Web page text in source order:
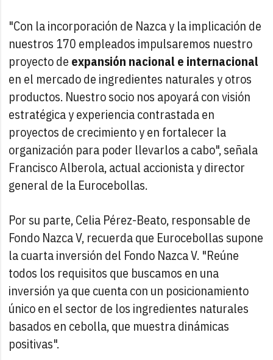
"Con la incorporación de Nazca y la implicación de
nuestros 170 empleados impulsaremos nuestro
proyecto de expansión nacional e internacional
en el mercado de ingredientes naturales y otros
productos. Nuestro socio nos apoyará con visión
estratégica y experiencia contrastada en
proyectos de crecimiento y en fortalecer la
organización para poder llevarlos a cabo", señala
Francisco Alberola, actual accionista y director
general de la Eurocebollas.
Por su parte, Celia Pérez-Beato, responsable de
Fondo Nazca V, recuerda que Eurocebollas supone
la cuarta inversión del Fondo Nazca V. "Reúne
todos los requisitos que buscamos en una
inversión ya que cuenta con un posicionamiento
único en el sector de los ingredientes naturales
basados en cebolla, que muestra dinámicas
positivas".